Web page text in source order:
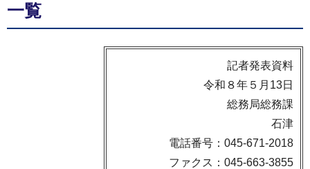
一覧
記者発表資料
令和８年５月13日
総務局総務課
石津
電話番号：045-671-2018
ファクス：045-663-3855